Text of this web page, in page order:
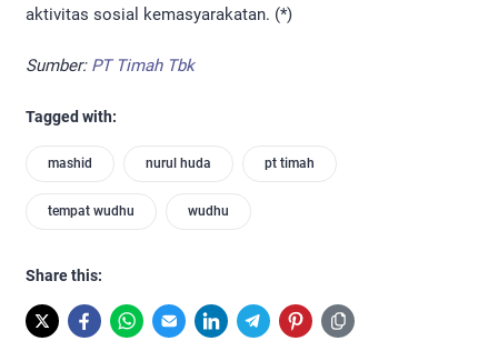
aktivitas sosial kemasyarakatan. (*)
Sumber: PT Timah Tbk
Tagged with:
mashid nurul huda pt timah
tempat wudhu wudhu
Share this: